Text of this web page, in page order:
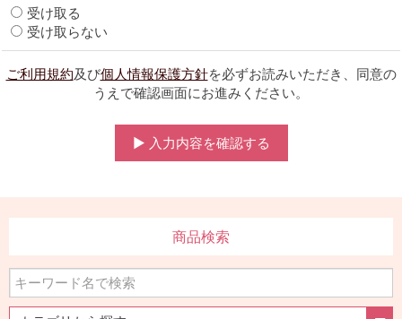
受け取る
受け取らない
ご利用規約及び個人情報保護方針を必ずお読みいただき、同意の
うえで確認画面にお進みください。
▶ 入力内容を確認する
商品検索